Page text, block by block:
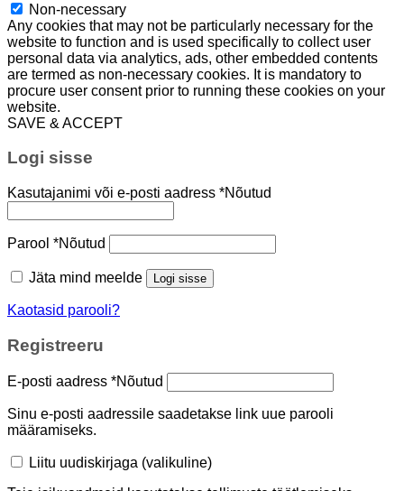
Non-necessary
Any cookies that may not be particularly necessary for the
website to function and is used specifically to collect user
personal data via analytics, ads, other embedded contents
are termed as non-necessary cookies. It is mandatory to
procure user consent prior to running these cookies on your
website.
SAVE & ACCEPT
Logi sisse
Kasutajanimi või e-posti aadress *Nõutud
Parool *Nõutud
Jäta mind meelde Logi sisse
Kaotasid parooli?
Registreeru
E-posti aadress *Nõutud
Sinu e-posti aadressile saadetakse link uue parooli
määramiseks.
Liitu uudiskirjaga (valikuline)